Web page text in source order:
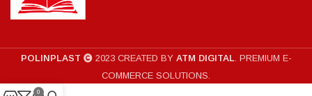
POLINPLAST 2023 CREATED BY ATM DIGITAL. PREMIUM E-
COMMERCE SOLUTIONS.
0